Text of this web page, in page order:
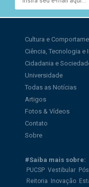
Cultura e
Ciência, Tecnologia e
Cidadania e
Universidade
Todas as Notícias
Artigos
Fotos & Vídeos
Contato
Sobre
#Saiba mais sobre:
PUCSP Vestibular
Reitoria
Inovação